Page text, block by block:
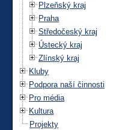
Plzeňský kraj
Praha
Středočeský kraj
Ústecký kraj
Zlínský kraj
Kluby
Podpora naší činnosti
Pro média
Kultura
Projekty